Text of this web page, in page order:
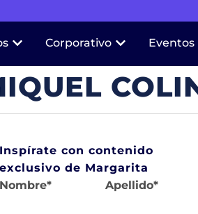
Corporativo Eventos
Inspírate con contenido
exclusivo de Margarita
Nombre* Apellido*